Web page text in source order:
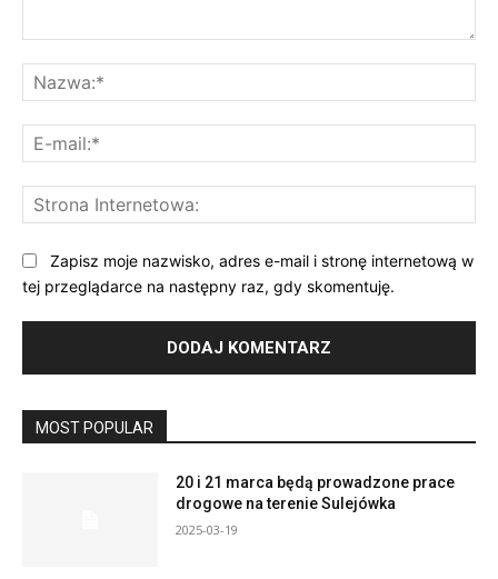
Zapisz moje nazwisko, adres e-mail i stronę internetową w
tej przeglądarce na następny raz, gdy skomentuję.
MOST POPULAR
20 i 21 marca będą prowadzone prace
drogowe na terenie Sulejówka
2025-03-19